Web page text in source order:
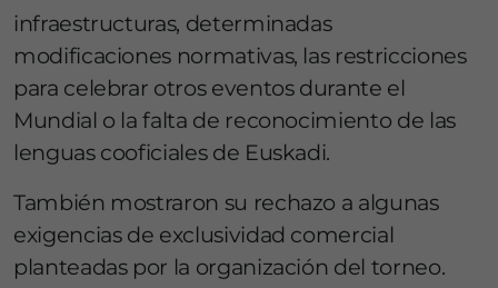
infraestructuras, determinadas
modificaciones normativas, las restricciones
para celebrar otros eventos durante el
Mundial o la falta de reconocimiento de las
lenguas cooficiales de Euskadi.
También mostraron su rechazo a algunas
exigencias de exclusividad comercial
planteadas por la organización del torneo.